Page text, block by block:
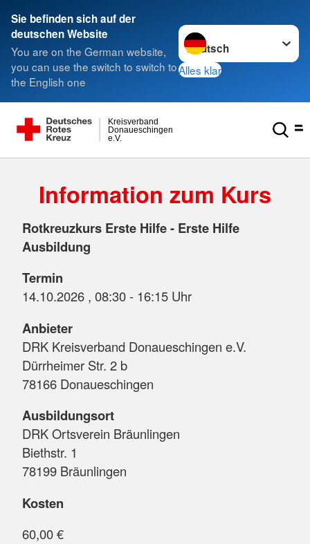
Sie befinden sich auf der
deutschen Website
You are on the German website,
you can use the switch to switch to
the English one
Sprache wechseln zu
Alles klar
e.V.
Donaueschingen
Kreisverband
Information zum Kurs
Rotkreuzkurs Erste Hilfe - Erste Hilfe
Ausbildung
Termin
14.10.2026 , 08:30 - 16:15 Uhr
Anbieter
DRK Kreisverband Donaueschingen e.V.
Dürrheimer Str. 2 b
78166 Donaueschingen
Ausbildungsort
DRK Ortsverein Bräunlingen
Biethstr. 1
78199 Bräunlingen
Kosten
60,00 €